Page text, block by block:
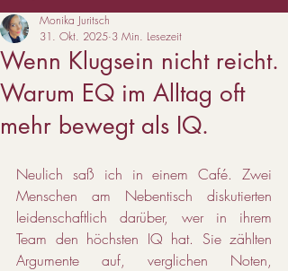
Wenn Klugsein nicht reicht.
Warum EQ im Alltag oft
mehr bewegt als IQ.
Monika Juritsch
31. Okt. 2025 3 Min. Lesezeit
Neulich saß ich in einem Café. Zwei
Menschen am Nebentisch diskutierten
leidenschaftlich darüber, wer in ihrem
Team den höchsten IQ hat. Sie zählten
Argumente auf, verglichen Noten,